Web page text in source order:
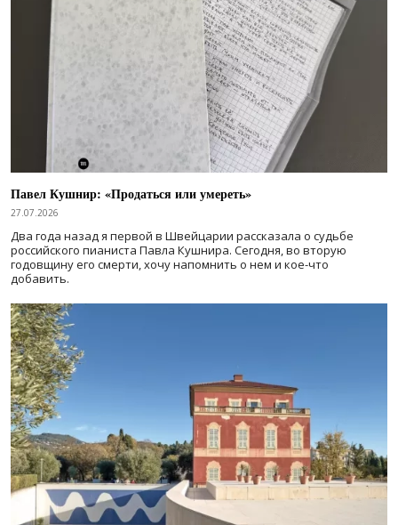
Павел Кушнир: «Продаться или умереть»
27.07.2026
Два года назад я первой в Швейцарии рассказала о судьбе
российского пианиста Павла Кушнира. Сегодня, во вторую
годовщину его смерти, хочу напомнить о нем и кое-что
добавить.